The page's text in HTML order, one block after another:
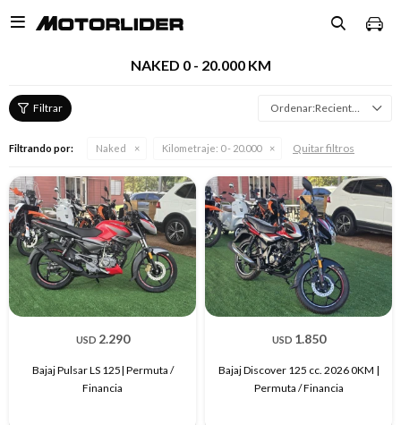

NAKED 0 - 20.000 KM
Recientes
Filtrando por: Naked Kilometraje: 0 - 20.000 Quitar filtros
USD 2.290
Bajaj Pulsar LS 125| Permuta /
Financia
USD 1.850
Bajaj Discover 125 cc. 2026 0KM |
Permuta / Financia